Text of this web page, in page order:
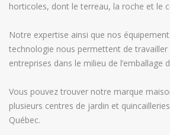
horticoles, dont le terreau, la roche et le
Notre expertise ainsi que nos
technologie nous permettent de travailler
entreprises dans le milieu de l’emballage
Vous pouvez trouver notre marque
plusieurs centres de jardin et
Québec.